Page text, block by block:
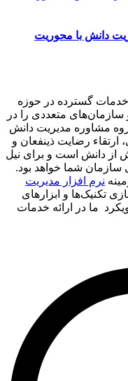
دانش با محوریت
خدمات گسترده در حوزه
سازمان‌های متعددی را در
مشاوره مدیریت دانش
ارتقاء رضایت ذینفعان و
از دانش است و برای نیل
سازمان شما خواهد بود.
نرم افزار مدیریت
تکنیک‌ها و ابزارهای
ما در ارائه خدمات